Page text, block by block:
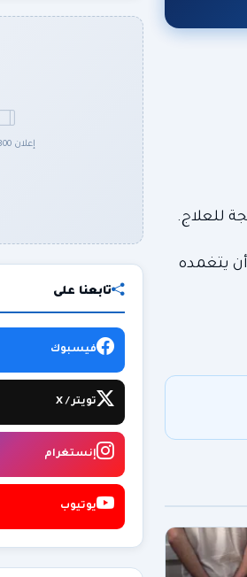
للعلاج.
أن يتغمده
إعلان 300×250
تابعنا على
فيسبوك
تويتر / X
إنستغرام
يوتيوب